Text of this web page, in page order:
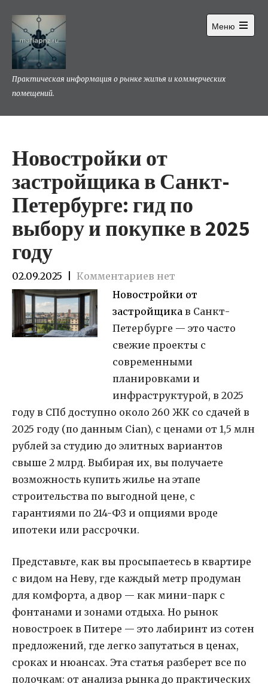
содержимому
Практическая информация о рынке жилья и коммерческих
помещений.
Меню
Открыть
Новостройки от
застройщика в Санкт-
Петербурге: гид по
выбору и покупке в 2025
году
02.09.2025
Комментариев нет
Новостройки от
застройщикав Санкт-
Петербурге — это часто
свежие проекты с
современными
планировками и
инфраструктурой, в 2025
году в СПб доступно около 260 ЖК со сдачей в
2025 году (по данным Cian), с ценами от 1,5 млн
рублей за студию до элитных вариантов
свыше 2 млрд. Выбирая их, вы получаете
возможность купить жилье на этапе
строительства по выгодной цене, с
гарантиями по 214-ФЗ и опциями вроде
ипотеки или рассрочки.
Представьте, как вы просыпаетесь в квартире
с видом на Неву, где каждый метр продуман
для комфорта, а двор — как мини-парк с
фонтанами и зонами отдыха. Но рынок
новостроек в Питере — это лабиринт из сотен
предложений, где легко запутаться в ценах,
сроках и нюансах. Эта статья разберет все по
полочкам: от анализа рынка до практических